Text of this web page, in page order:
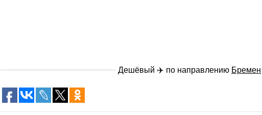
Дешёвый ✈️ по направлению Бремен